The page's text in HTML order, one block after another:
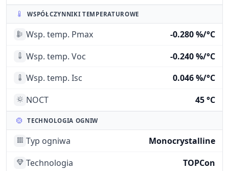
WSPÓŁCZYNNIKI TEMPERATUROWE
Wsp. temp. Pmax
-0.280 %/°C
Wsp. temp. Voc
-0.240 %/°C
Wsp. temp. Isc
0.046 %/°C
NOCT
45 °C
TECHNOLOGIA OGNIW
Typ ogniwa
Monocrystalline
Technologia
TOPCon